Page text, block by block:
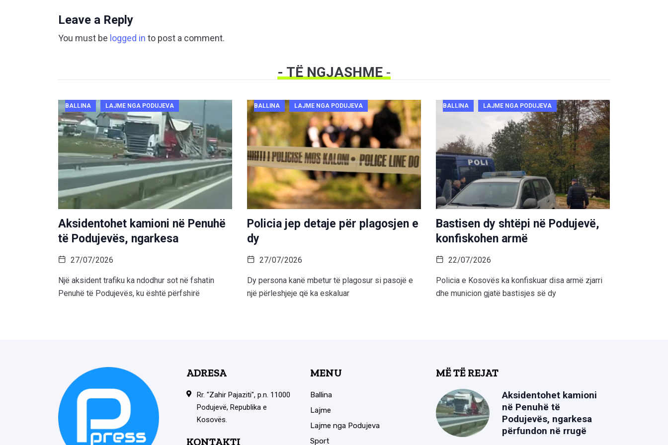
Leave a Reply
You must be logged in to post a comment.
- TË NGJASHME-
BALLINA LAJME NGA PODUJEVA
Aksidentohet kamioni në Penuhë
të Podujevës, ngarkesa
27/07/2026
Një aksident trafiku ka ndodhur sot në fshatin
Penuhë të Podujevës, ku është përfshirë
BALLINA LAJME NGA PODUJEVA
Policia jep detaje për plagosjen e
dy
27/07/2026
Dy persona kanë mbetur të plagosur si pasojë e
një përleshjeje që ka eskaluar
BALLINA LAJME NGA PODUJEVA
Bastisen dy shtëpi në Podujevë,
konfiskohen armë
22/07/2026
Policia e Kosovës ka konfiskuar disa armë zjarri
dhe municion gjatë bastisjes së dy
ADRESA
Rr. "Zahir Pajaziti", p.n. 11000
Podujevë, Republika e
Kosovës.
KONTAKTI
MENU
Ballina
Lajme
Lajme nga Podujeva
Sport
MË TË REJAT
Aksidentohet kamioni
në Penuhë të
Podujevës, ngarkesa
përfundon në rrugë